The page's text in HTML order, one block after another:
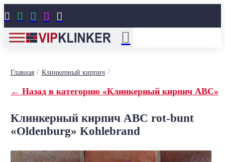
    
Главная/ Клинкерный кирпич/
← Назад в категорию «Клинкерный кирпич ABC»
Клинкерный кирпич ABC rot-bunt
«Oldenburg» Kohlebrand